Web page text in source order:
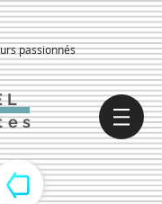
passionnés